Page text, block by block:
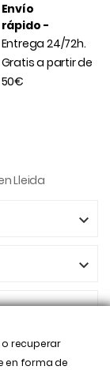
Envío
rápido -
Entrega 24/72h.
Gratis a partir de
50€
Lleida


recuperar
en forma de